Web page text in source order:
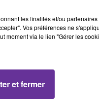
Ecole des hautes
bout de la vie."
les finalités et/ou
Vos préférences ne
moment via le lien "Gérer les
et fermer